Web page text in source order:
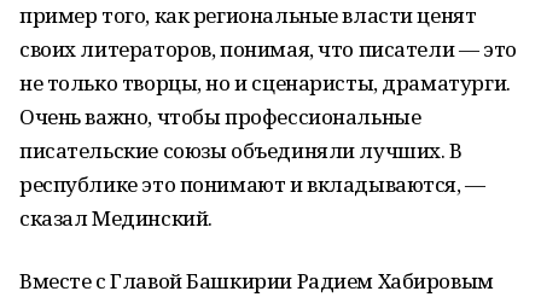
пример того, как региональные власти ценят
своих литераторов, понимая, что писатели — это
не только творцы, но и сценаристы, драматурги.
Очень важно, чтобы профессиональные
писательские союзы объединяли лучших. В
республике это понимают и вкладываются, —
сказал Мединский.
Вместе с Главой Башкирии Радием Хабировым